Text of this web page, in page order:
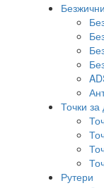
Точки за
Рутери